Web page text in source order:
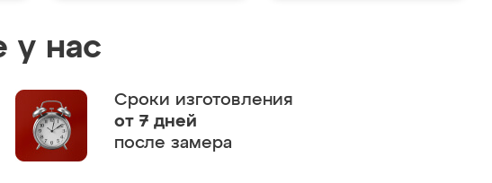
у нас
Сроки изготовления
от 7 дней
после замера